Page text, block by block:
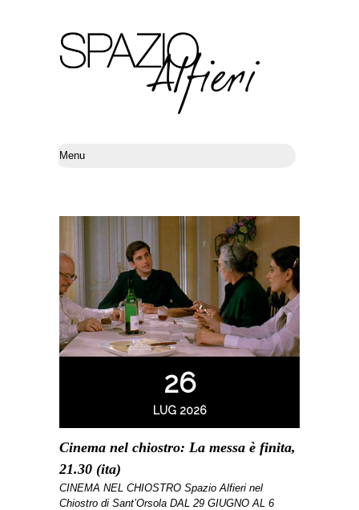
26
LUG 2026
Cinema nel chiostro: La messa è finita,
21.30 (ita)
CINEMA NEL CHIOSTRO Spazio Alfieri nel
Chiostro di Sant’Orsola DAL 29 GIUGNO AL 6